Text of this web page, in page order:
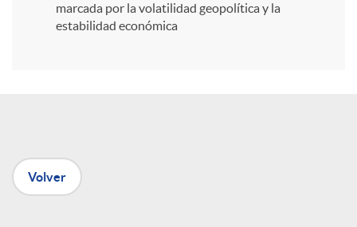
n
marcada por la volatilidad geopolítica y la
estabilidad económica
Volver